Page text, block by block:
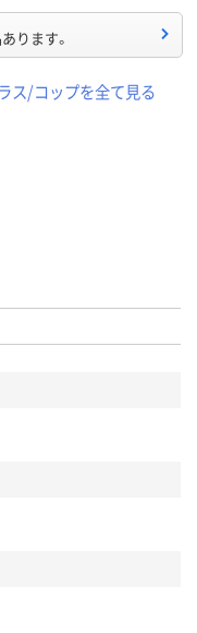
ります。
ス/コップを全て見る